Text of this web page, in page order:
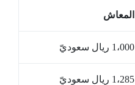
المعاش
1،000 ريال سعوديّ
1،285 ريال سعوديّ